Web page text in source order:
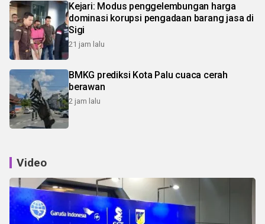
Kejari: Modus penggelembungan harga
dominasi korupsi pengadaan barang jasa di
Sigi
21 jam lalu
BMKG prediksi Kota Palu cuaca cerah
berawan
2 jam lalu
Video